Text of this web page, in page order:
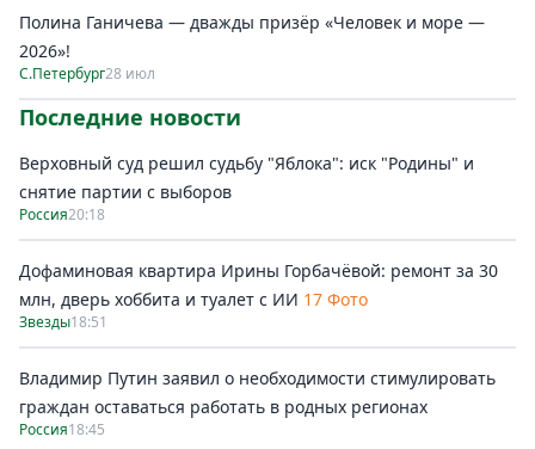
Полина Ганичева — дважды призёр «Человек и море —
2026»!
С.Петербург28 июл
Последние новости
Верховный суд решил судьбу "Яблока": иск "Родины" и
снятие партии с выборов
Россия20:18
Дофаминовая квартира Ирины Горбачёвой: ремонт за 30
млн, дверь хоббита и туалет с ИИ 17 Фото
Звезды18:51
Владимир Путин заявил о необходимости стимулировать
граждан оставаться работать в родных регионах
Россия18:45